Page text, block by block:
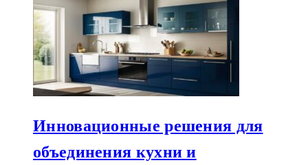
Инновационные решения для
объединения кухни и